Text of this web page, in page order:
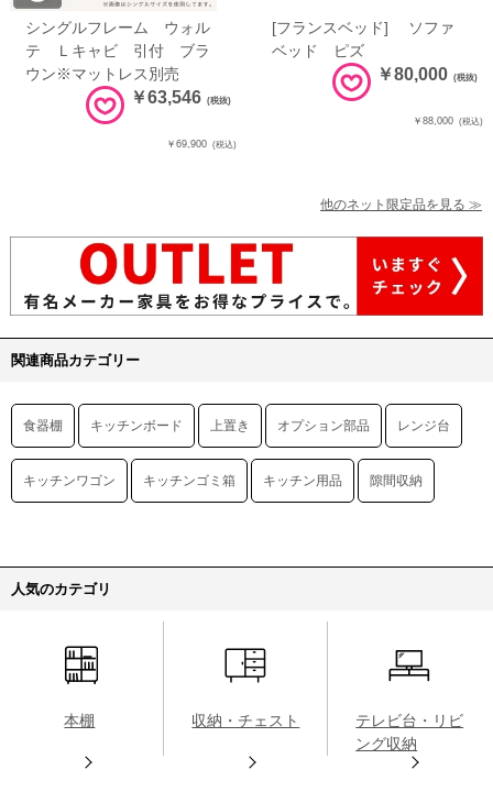
シングルフレーム ウォル
テ Ｌキャビ 引付 ブラ
ウン※マットレス別売
￥63,546 (税抜)
￥69,900 (税込)
[フランスベッド] ソファ
ベッド ピズ
￥80,000 (税抜)
￥88,000 (税込)
他のネット限定品を見る ≫
関連商品カテゴリー
食器棚 キッチンボード 上置き オプション部品 レンジ台
キッチンワゴン キッチンゴミ箱 キッチン用品 隙間収納
人気のカテゴリ
本棚 収納・チェスト
テレビ台・リビ
ング収納